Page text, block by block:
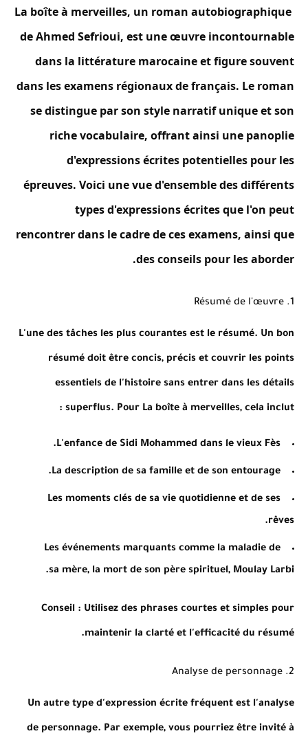
La boîte à merveilles, un roman autobiographique
de Ahmed Sefrioui, est une œuvre incontournable
dans la littérature marocaine et figure souvent
dans les examens régionaux de français. Le roman
se distingue par son style narratif unique et son
riche vocabulaire, offrant ainsi une panoplie
d'expressions écrites potentielles pour les
épreuves. Voici une vue d'ensemble des différents
types d'expressions écrites que l'on peut
rencontrer dans le cadre de ces examens, ainsi que
des conseils pour les aborder.
1. Résumé de l'œuvre
L'une des tâches les plus courantes est le résumé. Un bon
résumé doit être concis, précis et couvrir les points
essentiels de l'histoire sans entrer dans les détails
superflus. Pour La boîte à merveilles, cela inclut :
L'enfance de Sidi Mohammed dans le vieux Fès.
La description de sa famille et de son entourage.
Les moments clés de sa vie quotidienne et de ses
rêves.
Les événements marquants comme la maladie de
sa mère, la mort de son père spirituel, Moulay Larbi.
Conseil : Utilisez des phrases courtes et simples pour
maintenir la clarté et l'efficacité du résumé.
2. Analyse de personnage
Un autre type d'expression écrite fréquent est l'analyse
de personnage. Par exemple, vous pourriez être invité à